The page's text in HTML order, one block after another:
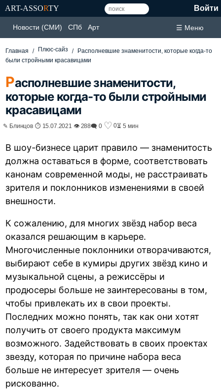
ART-ASSORTY Войти
Новости (СМИ) СПб Арт ☰ Меню
Главная Плюс-сайз
Располневшие знаменитости, которые когда-то
были стройными красавицами
Располневшие знаменитости,
которые когда-то были стройными
красавицами
✎ Блинцов ⏱ 15.07.2021 👁 288🗨 0 ♡ 0⏳ 5 мин
В шоу-бизнесе царит правило — знаменитость
должна оставаться в форме, соответствовать
канонам современной моды, не расстраивать
зрителя и поклонников изменениями в своей
внешности.
К сожалению, для многих звёзд набор веса
оказался решающим в карьере.
Многочисленные поклонники отворачиваются,
выбирают себе в кумиры других звёзд кино и
музыкальной сцены, а режиссёры и
продюсеры больше не заинтересованы в том,
чтобы привлекать их в свои проекты.
Последних можно понять, так как они хотят
получить от своего продукта максимум
возможного. Задействовать в своих проектах
звезду, которая по причине набора веса
больше не интересует зрителя — очень
рискованно.